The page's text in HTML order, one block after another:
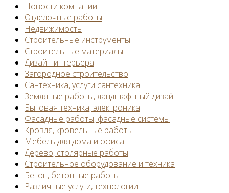
Новости компании
Отделочные работы
Недвижимость
Строительные инструменты
Строительные материалы
Дизайн интерьера
Загородное строительство
Сантехника, услуги сантехника
Земляные работы, ландшафтный дизайн
Бытовая техника, электроника
Фасадные работы, фасадные системы
Кровля, кровельные работы
Мебель для дома и офиса
Дерево, столярные работы
Строительное оборудование и техника
Бетон, бетонные работы
Различные услуги, технологии